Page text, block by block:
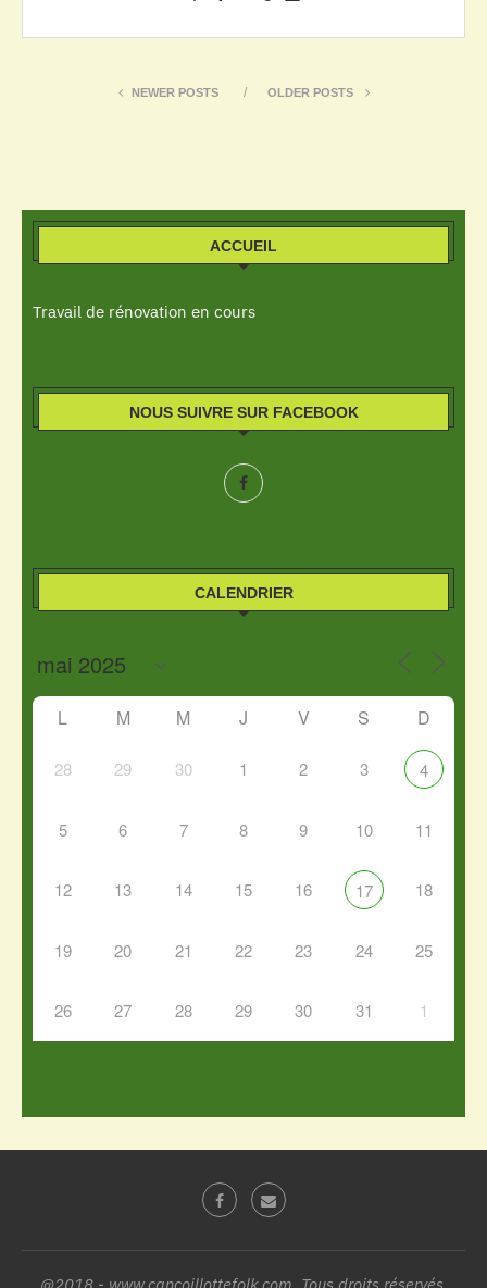
NEWER POSTS OLDER POSTS
ACCUEIL
Travail de rénovation en cours
NOUS SUIVRE SUR FACEBOOK
CALENDRIER
L M M J V S D
28 29 30 1 2 3 4
5 6 7 8 9 10 11
12 13 14 15 16 17 18
19 20 21 22 23 24 25
26 27 28 29 30 31 1
@2018 - www.cancoillottefolk.com. Tous droits réservés.